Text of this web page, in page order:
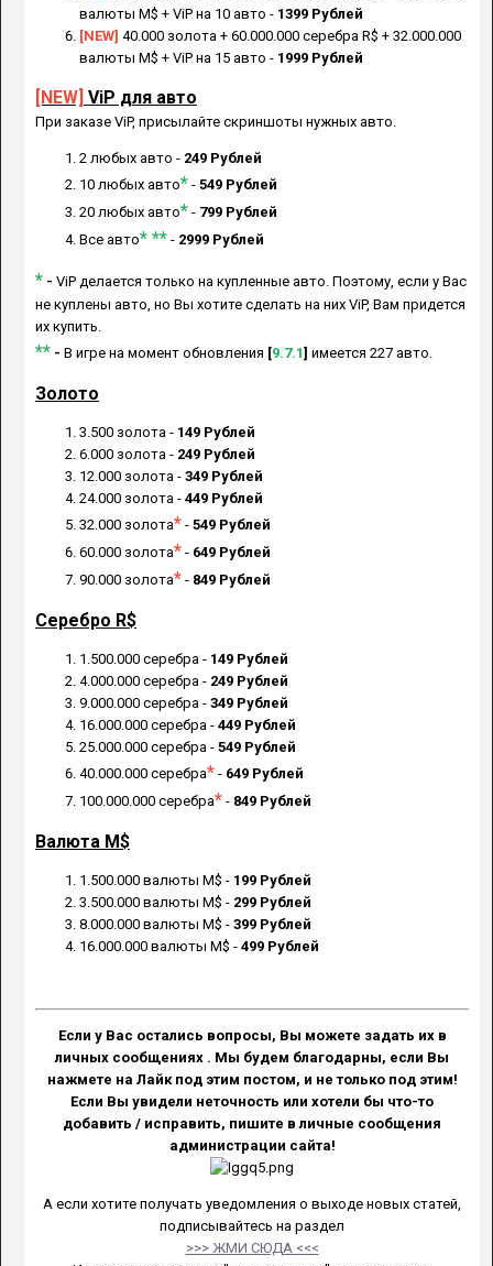
валюты M$ + ViP на 10 авто - 1399 Рублей
[NEW] 40 .000 золота + 60.000.000 серебра R$ + 32.000.000
валюты M$ + ViP на 15 авто - 1999 Рублей
[NEW] ViP для авто
При заказе ViP, присылайте скриншоты нужных авто.
2 любых авто - 249 Рублей
10 любых авто* - 549 Рублей
20 любых авто* - 799 Рублей
Все авто* ** - 2999 Рублей
* - ViP делается только на купленные авто. Поэтому, если у Вас
не куплены авто, но Вы хотите сделать на них ViP, Вам придется
их купить.
** - В игре на момент обновления [9.7.1] имеется 227 авто.
Золото
3.500 золота - 149 Рублей
6.000 золота - 249 Рублей
12.000 золота - 349 Рублей
24.000 золота - 449 Рублей
32.000 золота* - 549 Рублей
60.000 золота* - 649 Рублей
90.000 золота* - 849 Рублей
Серебро R$
1.500.000 серебра - 149 Рублей
4.000.000 серебра - 249 Рублей
9.000.000 серебра - 349 Рублей
16.000.000 серебра - 449 Рублей
25.000.000 серебра - 549 Рублей
40.000.000 серебра* - 649 Рублей
100.000.000 серебра* - 849 Рублей
Валюта M$
1.500.000 валюты M$ - 199 Рублей
3.500.000 валюты M$ - 299 Рублей
8.000.000 валюты M$ - 399 Рублей
16.000.000 валюты M$ - 499 Рублей
Если у Вас остались вопросы, Вы можете задать их в
личных сообщениях . Мы будем благодарны, если Вы
нажмете на Лайк под этим постом, и не только под этим!
Если Вы увидели неточность или хотели бы что-то
добавить / исправить, пишите в личные сообщения
администрации сайта!
А если хотите получать уведомления о выходе новых статей,
подписывайтесь на раздел
>>> ЖМИ СЮДА <<<